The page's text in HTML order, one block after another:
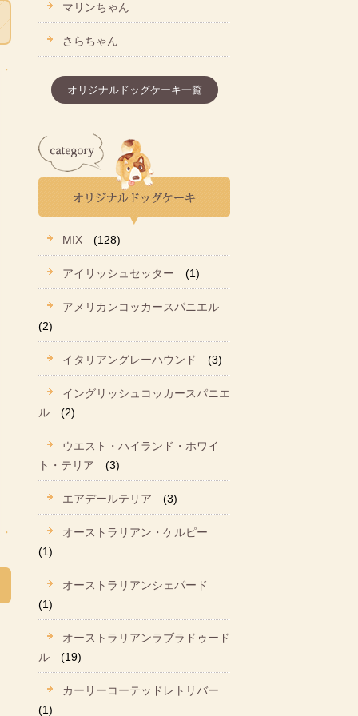
マリンちゃん
さらちゃん
オリジナルドッグケーキ一覧
MIX (128)
アイリッシュセッター (1)
アメリカンコッカースパニエル
(2)
イタリアングレーハウンド (3)
イングリッシュコッカースパニエ
ル
(2)
ウエスト・ハイランド・ホワイ
ト・テリア
(3)
エアデールテリア (3)
オーストラリアン・ケルピー
(1)
オーストラリアンシェパード
(1)
オーストラリアンラブラドゥード
ル
(19)
カーリーコーテッドレトリバー
(1)